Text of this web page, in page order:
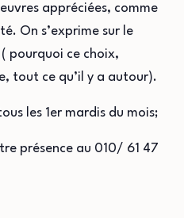
appréciées, comme
On s’exprime sur le
pourquoi ce choix,
tout ce qu’il y a autour).
les 1er mardis du mois;
présence au 010/ 61 47